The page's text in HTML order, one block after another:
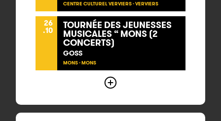
CENTRE CULTUREL VERVIERS - VERVIERS
26
.10 TOURNÉE DES JEUNESSES
MUSICALES “ MONS (2
CONCERTS)
GOSS
MONS - MONS